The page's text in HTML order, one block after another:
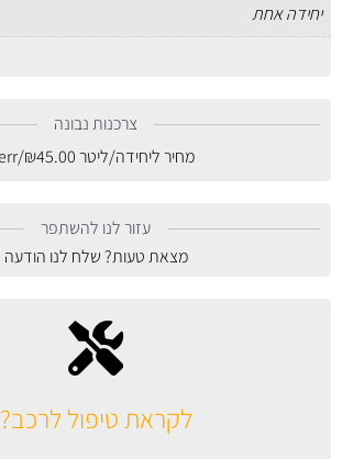
לקראת טיפול לרכב?
יחידה אחת
צרכנות נבונה
מחיר ליחידה/ליטר
₪45.00
/err
עזור לנו להשתפר
מצאת טעות? שלח לנו הודעה